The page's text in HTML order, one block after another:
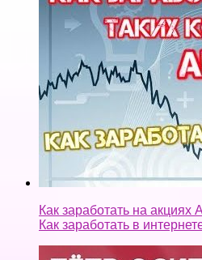
Как заработать на акциях
Как заработать в